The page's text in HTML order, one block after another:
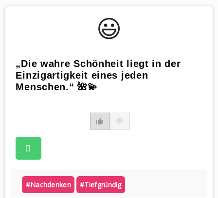
😃️
„Die wahre Schönheit liegt in der
Einzigartigkeit eines jeden
Menschen.“ 🌺💫
#nachdenken #tiefgründig